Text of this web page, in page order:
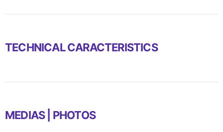
TECHNICAL CARACTERISTICS
MEDIAS | PHOTOS